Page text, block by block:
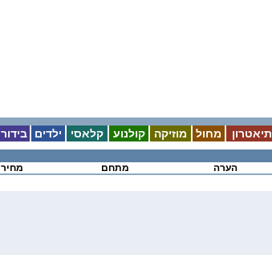
בידור ילדים קלאסי קולנוע מוזיקה מחול תיאטרון
מחיר מתחם הערה